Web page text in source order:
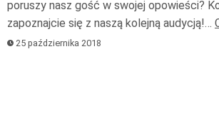
poruszy nasz gość w swojej opowieści?
zapoznajcie się z naszą kolejną audycją!…
25 października 2018